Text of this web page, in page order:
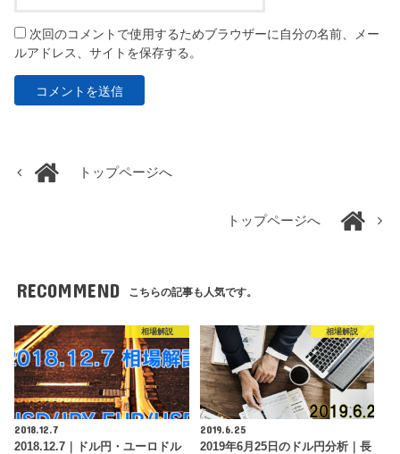
次回のコメントで使用するためブラウザーに自分の名前、メー
ルアドレス、サイトを保存する。
トップページへ
トップページへ
RECOMMEND こちらの記事も人気です。
相場解説
2018.12.7
2018.12.7｜ドル円・ユーロドル
相場解説
2019.6.25
2019年6月25日のドル円分析｜長